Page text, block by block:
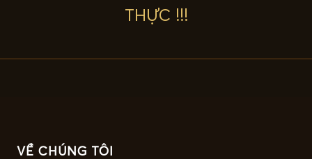
THỰC !!!
VỀ CHÚNG TÔI